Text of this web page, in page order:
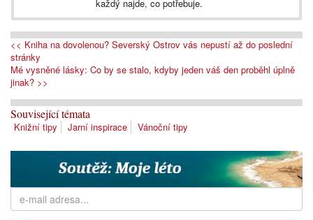
každý najde, co potřebuje.
<< Kniha na dovolenou? Severský Ostrov vás nepustí až do poslední
stránky
Mé vysněné lásky: Co by se stalo, kdyby jeden váš den proběhl úplně
jinak? >>
Související témata
Knižní tipy Jarní inspirace Vánoční tipy